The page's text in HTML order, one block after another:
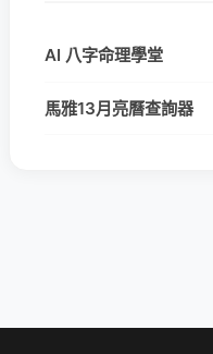
AI 八字命理學堂
馬雅13月亮曆查詢器